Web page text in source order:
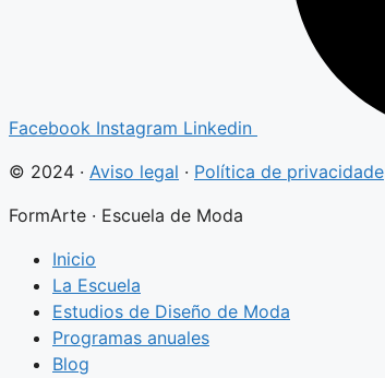
Facebook Instagram Linkedin
© 2024 · Aviso legal · Política de privacidade
FormArte · Escuela de Moda
Inicio
La Escuela
Estudios de Diseño de Moda
Programas anuales
Blog